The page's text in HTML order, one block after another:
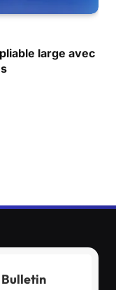
large avec